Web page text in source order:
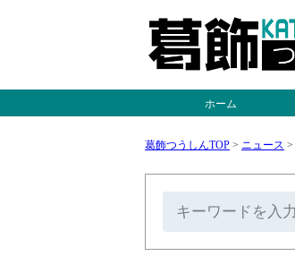
ホーム
葛飾つうしんTOP > ニュース >